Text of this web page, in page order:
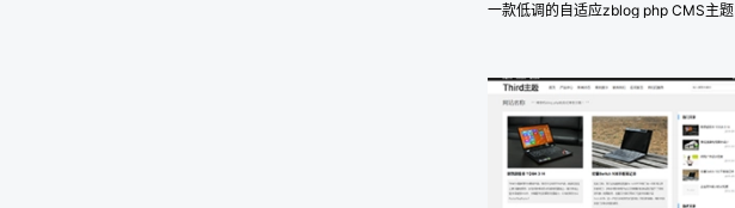
一款低调的自适应zblog php CMS主题